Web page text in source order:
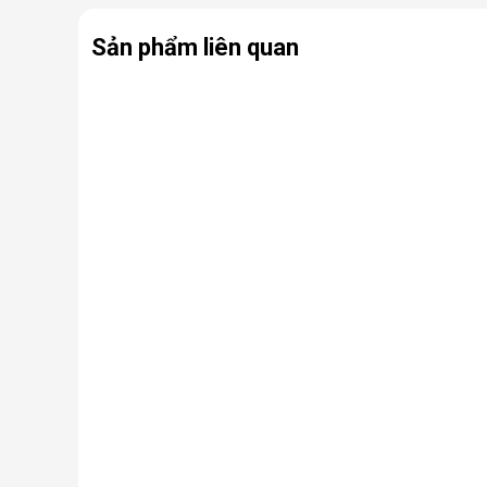
Sản phẩm liên quan